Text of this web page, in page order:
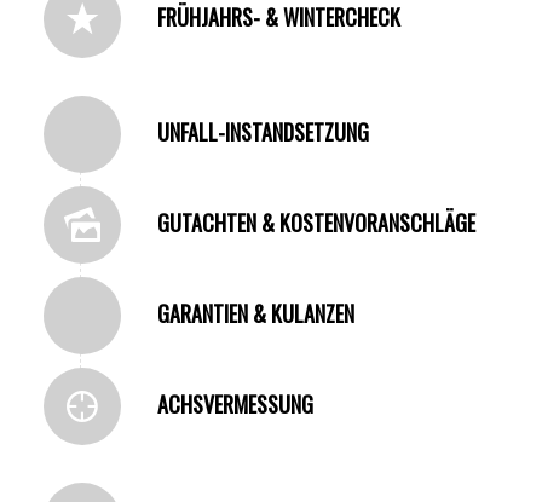
FRÜHJAHRS- & WINTERCHECK
UNFALL-INSTANDSETZUNG
GUTACHTEN & KOSTENVORANSCHLÄGE
GARANTIEN & KULANZEN
ACHSVERMESSUNG